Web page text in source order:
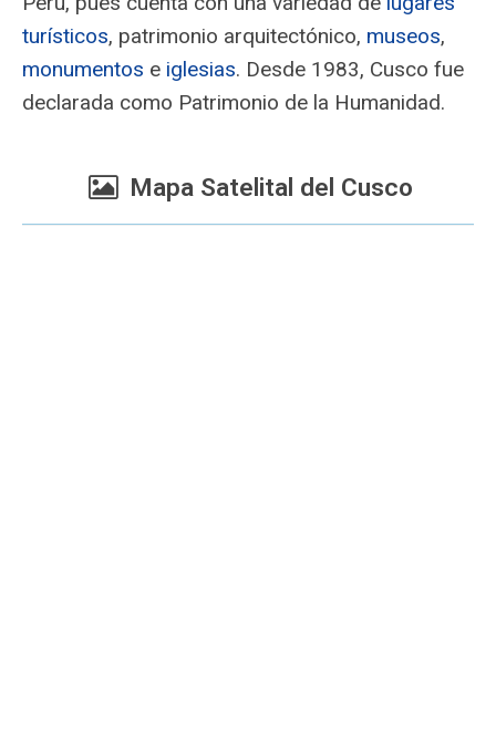
turísticos, patrimonio arquitectónico, museos,
monumentos e iglesias. Desde 1983, Cusco fue
declarada como Patrimonio de la Humanidad.
Mapa Satelital del Cusco